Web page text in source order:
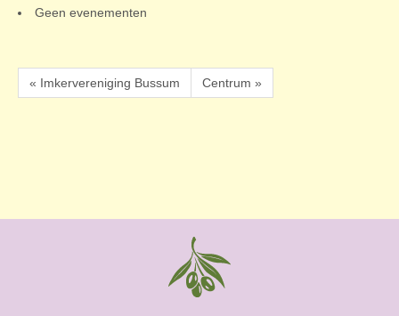
Geen evenementen
« Imkervereniging Bussum Centrum »